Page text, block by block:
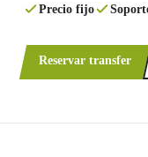
Precio fijo
Reservar transfer